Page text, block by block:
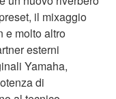
il mixaggio
e molto altro
esterni
Yamaha,
di